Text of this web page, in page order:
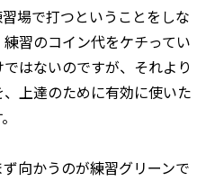
場で打つということをしな
習のコイン代をケチってい
はないのですが、それより
上達のために有効に使いた
向かうのが練習グリーンで